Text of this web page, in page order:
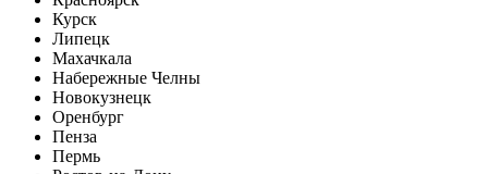
Курск
Липецк
Махачкала
Набережные Челны
Новокузнецк
Оренбург
Пенза
Пермь